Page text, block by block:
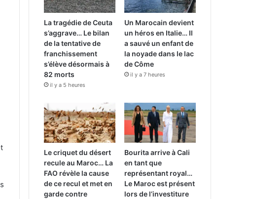
La tragédie de Ceuta
s’aggrave… Le bilan
de la tentative de
franchissement
s’élève désormais à
82 morts
il y a 5 heures
Un Marocain devient
un héros en Italie… Il
a sauvé un enfant de
la noyade dans le lac
de Côme
il y a 7 heures
Le criquet du désert
recule au Maroc… La
FAO révèle la cause
de ce recul et met en
garde contre
Bourita arrive à Cali
en tant que
représentant royal…
Le Maroc est présent
lors de l’investiture